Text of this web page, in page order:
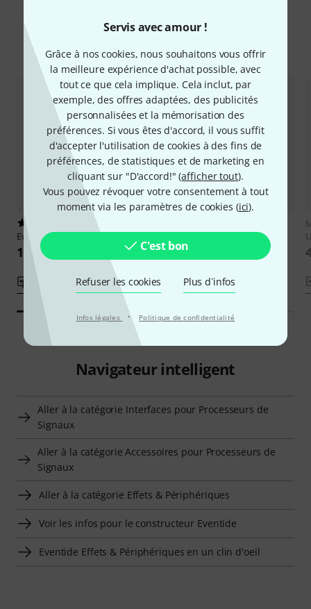
Servis avec amour !
Grâce à nos cookies, nous souhaitons vous offrir
la meilleure expérience d'achat possible, avec
tout ce que cela implique. Cela inclut, par
exemple, des offres adaptées, des publicités
personnalisées et la mémorisation des
préférences. Si vous êtes d'accord, il vous suffit
d'accepter l'utilisation de cookies à des fins de
préférences, de statistiques et de marketing en
cliquant sur "D'accord!" (afficher tout).
Vous pouvez révoquer votre consentement à tout
moment via les paramètres de cookies (ici).
C'est bon
Refuser les cookies Plus d´infos
Infos légales · Politique de confidentialité
Comparez les alternatives
EventideDante Expansion Board
1.169 €
Comparer
MK2
468 €
Comparer
Navigateur intelligent
Aller à la catégorie Interfaces pour Processeurs de
Signaux
Aller à la catégorie Accessoires pour Processeurs de
Signaux
Aller à la catégorie Effets & Périphériques
Voir les infos pour le constructeur Eventide
Eventide Effets & Périphériques en un clin d'oeil